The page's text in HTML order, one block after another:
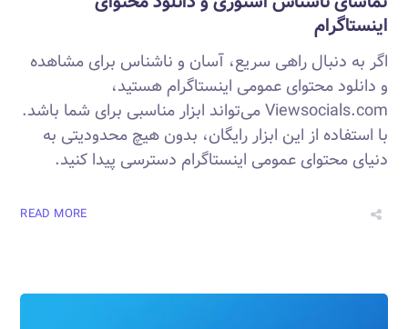
اینستاگرام
اگر به دنبال راهی سریع، آسان و ناشناس برای مشاهده
و دانلود محتوای عمومی اینستاگرام هستید،
Viewsocials.com می‌تواند ابزار مناسبی برای شما باشد.
با استفاده از این ابزار رایگان، بدون هیچ محدودیتی به
دنیای محتوای عمومی اینستاگرام دسترسی پیدا کنید.
READ MORE